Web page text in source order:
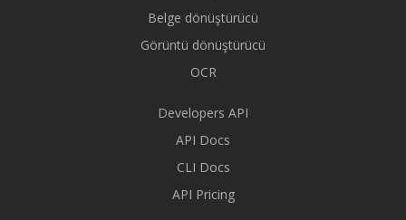
Belge dönüştürücü
Görüntü dönüştürücü
OCR
Developers API
API Docs
CLI Docs
API Pricing